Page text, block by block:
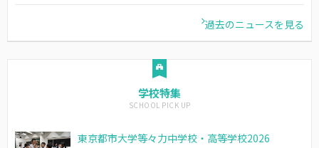
過去のニュースを見る
学校特集
東京都市大学等々力中学校・高等学校2026